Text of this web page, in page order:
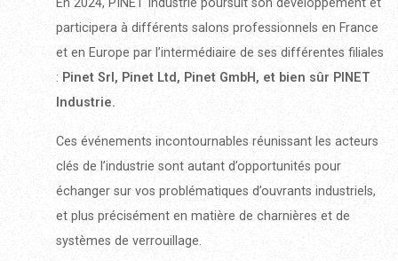
En 2024, PINET Industrie poursuit son développement et
participera à différents salons professionnels en France
et en Europe par l’intermédiaire de ses différentes filiales
: Pinet Srl, Pinet Ltd, Pinet GmbH, et bien sûr PINET
Industrie.
Ces événements incontournables réunissant les acteurs
clés de l’industrie sont autant d’opportunités pour
échanger sur vos problématiques d’ouvrants industriels,
et plus précisément en matière de charnières et de
systèmes de verrouillage.